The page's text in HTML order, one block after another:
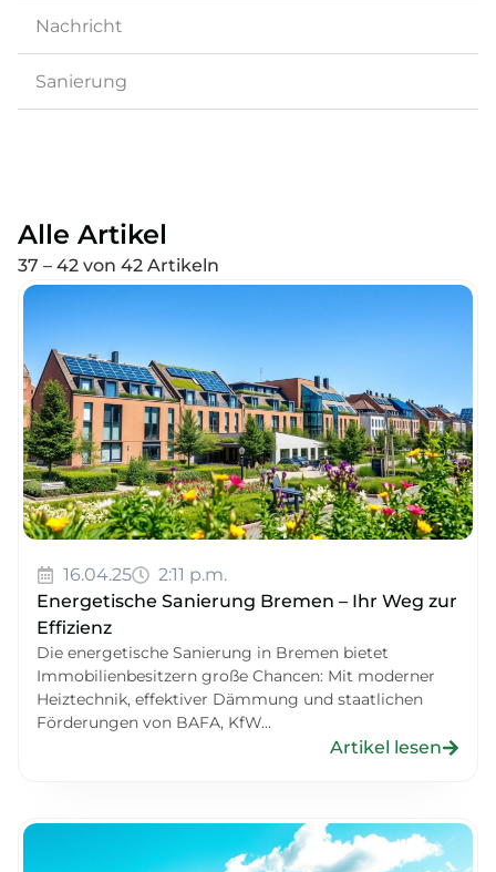
Nachricht
Sanierung
Alle Artikel
37 – 42 von 42 Artikeln
16.04.25
2:11 p.m.
Energetische Sanierung Bremen – Ihr Weg zur
Effizienz
Die energetische Sanierung in Bremen bietet
Immobilienbesitzern große Chancen: Mit moderner
Heiztechnik, effektiver Dämmung und staatlichen
Förderungen von BAFA, KfW...
Artikel lesen